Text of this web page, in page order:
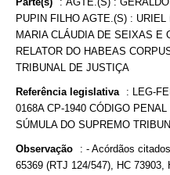
PUPIN FILHO AGTE.(S) :
MARIA CLÁUDIA DE SEIXAS E
RELATOR DO HABEAS
TRIBUNAL DE JUSTIÇA
Referência legislativa : LEG-
0168A CP-1940 CÓDIGO
SÚMULA DO SUPREMO
Observação : - Acórdãos
65369 (RTJ 124/547), HC 73903,